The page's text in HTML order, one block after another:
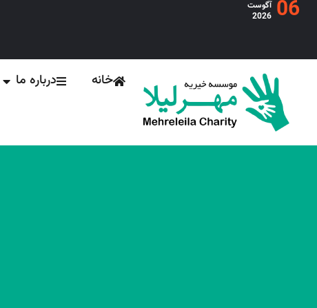
06 آگوست
2026
خانه درباره ما